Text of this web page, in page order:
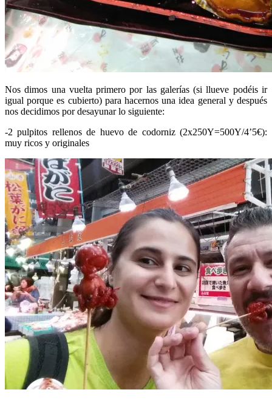
Nos dimos una vuelta primero por las galerías (si llueve podéis ir
igual porque es cubierto) para hacernos una idea general y después
nos decidimos por desayunar lo siguiente:
-2 pulpitos rellenos de huevo de codorniz (2x250Y=500Y/4’5€):
muy ricos y originales